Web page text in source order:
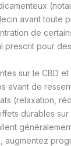
avant toute
de
prescrit pour
sur le CBD et
avant de
(relaxation,
durables
augmentez